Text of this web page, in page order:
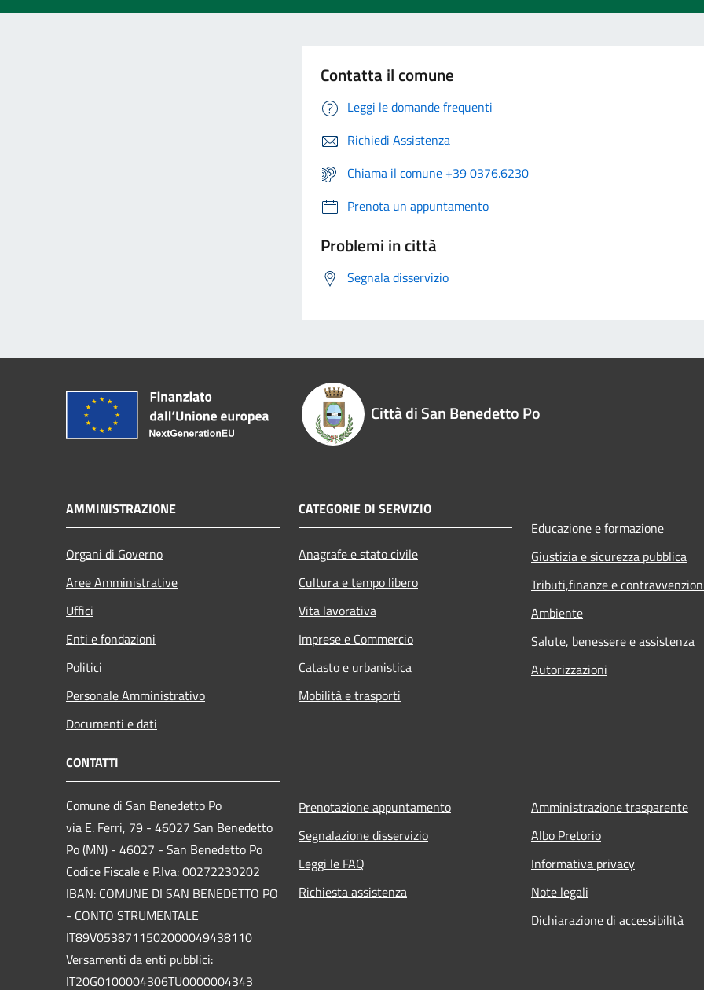
Contatta il comune
Leggi le domande frequenti
Richiedi Assistenza
Chiama il comune +39 0376.6230
Prenota un appuntamento
Problemi in città
Segnala disservizio
Città di San Benedetto Po
AMMINISTRAZIONE
Organi di Governo
Aree Amministrative
Uffici
Enti e fondazioni
Politici
Personale Amministrativo
Documenti e dati
CATEGORIE DI SERVIZIO
Anagrafe e stato civile
Cultura e tempo libero
Vita lavorativa
Imprese e Commercio
Catasto e urbanistica
Mobilità e trasporti
Educazione e formazione
Giustizia e sicurezza pubblica
Tributi,finanze e
Ambiente
Salute, benessere e assistenza
Autorizzazioni
CONTATTI
Comune di San Benedetto Po
via E. Ferri, 79 - 46027 San Benedetto
Po (MN) - 46027 - San Benedetto Po
Codice Fiscale e P.Iva: 00272230202
IBAN: COMUNE DI SAN BENEDETTO PO
- CONTO STRUMENTALE
IT89V0538711502000049438110
Versamenti da enti pubblici:
IT20G0100004306TU0000004343
Prenotazione appuntamento
Segnalazione disservizio
Leggi le FAQ
Richiesta assistenza
Amministrazione trasparente
Albo Pretorio
Informativa privacy
Note legali
Dichiarazione di accessibilità